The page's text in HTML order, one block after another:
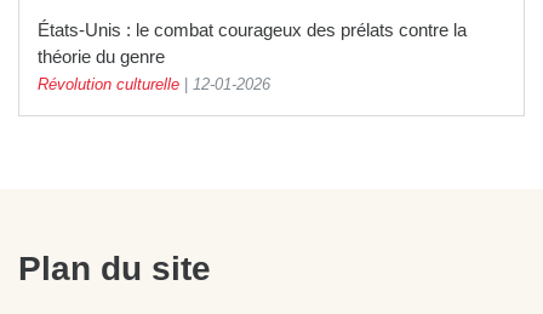
États-Unis : le combat courageux des prélats contre la
théorie du genre
Révolution culturelle 12-01-2026
Plan du site